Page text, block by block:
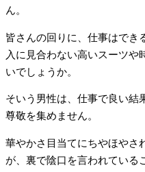
ん。
皆さんの回りに、仕事はでき
入に見合わない高いスーツや
いでしょうか。
そいう男性は、仕事で良い結
尊敬を集めません。
華やかさ目当てにちやほやさ
が、裏で陰口を言われている